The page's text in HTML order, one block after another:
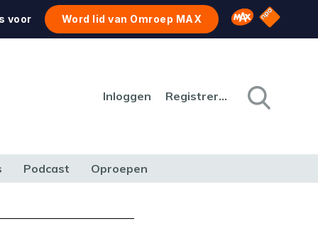
voor Word lid van Omroep MAX Omroep MAX
NPO
Inloggen Registreren
Podcast Oproepen